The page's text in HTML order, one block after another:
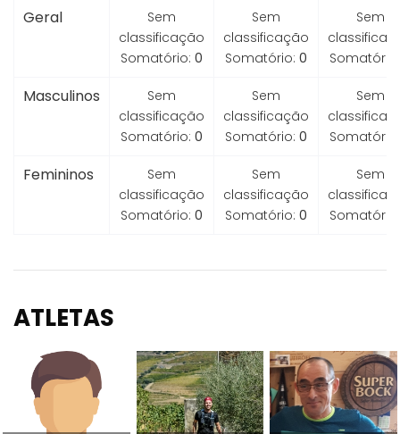
Geral
Sem
classificação
Somatório: 0
Sem
classificação
Somatório: 0
Sem
Masculinos
Sem
classificação
Somatório: 0
Sem
classificação
Somatório: 0
Sem
Femininos
Sem
classificação
Somatório: 0
Sem
classificação
Somatório: 0
Sem
ATLETAS